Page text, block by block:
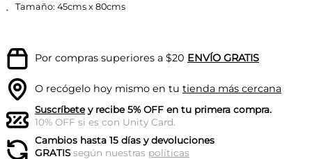
Tamaño: 45cms x 80cms
Por compras superiores a $20 ENVÍO GRATIS
O recógelo hoy mismo en tu tienda más cercana
Suscríbetey recibe 5% OFF en tu primera compra.
10% OFF si es con Unity Card.
Cambios hasta 15 días y devoluciones
GRATISsegún nuestras políticas